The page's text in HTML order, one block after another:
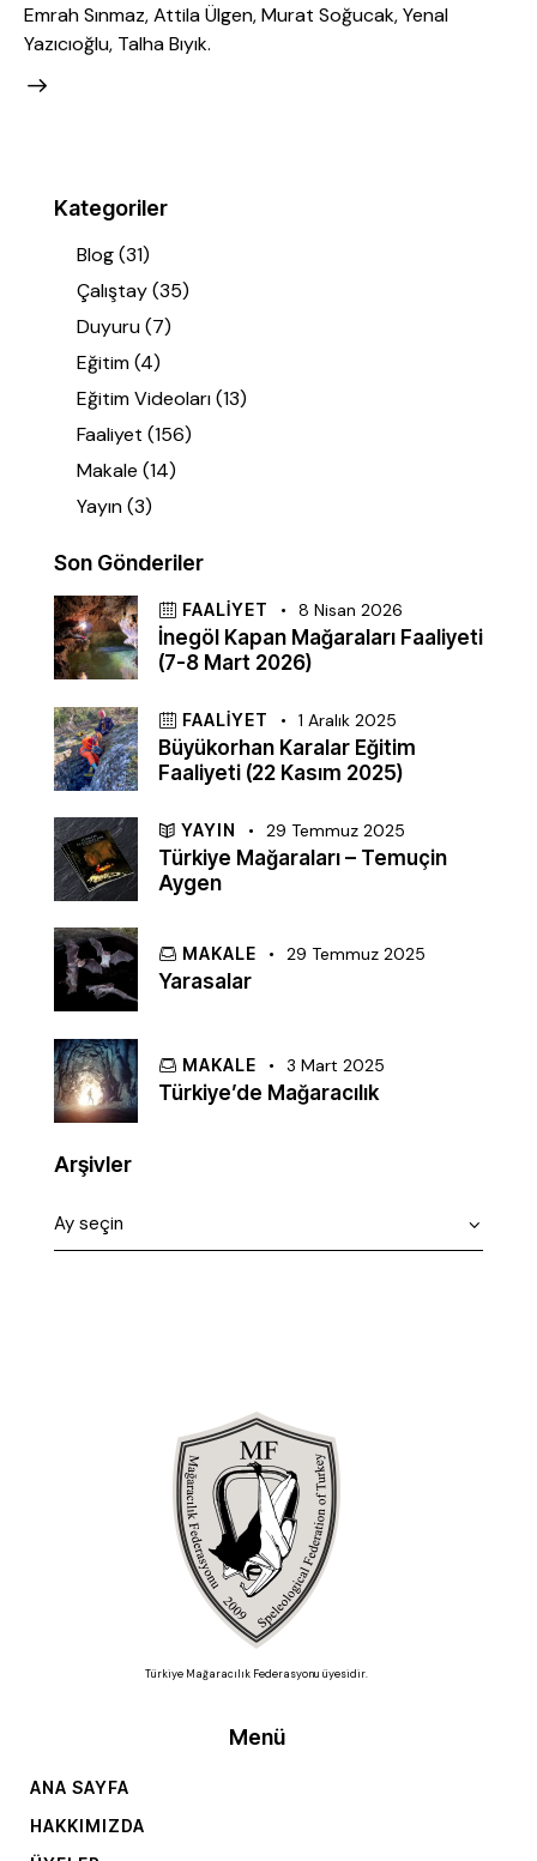
Emrah Sınmaz, Attila Ülgen, Murat Soğucak, Yenal
Yazıcıoğlu, Talha Bıyık.
Kategoriler
Blog(31)
Çalıştay(35)
Duyuru(7)
Eğitim(4)
Eğitim Videoları(13)
Faaliyet (156)
Makale (14)
Yayın(3)
Son Gönderiler
FAALIYET 8 Nisan 2026
İnegöl Kapan Mağaraları Faaliyeti
(7-8 Mart 2026)
FAALIYET 1 Aralık 2025
Büyükorhan Karalar Eğitim
Faaliyeti (22 Kasım 2025)
YAYIN 29 Temmuz 2025
Türkiye Mağaraları – Temuçin
Aygen
MAKALE 29 Temmuz 2025
Yarasalar
MAKALE 3 Mart 2025
Türkiye’de Mağaracılık
Arşivler
Türkiye Mağaracılık Federasyonu üyesidir.
Menü
ANA SAYFA
HAKKIMIZDA